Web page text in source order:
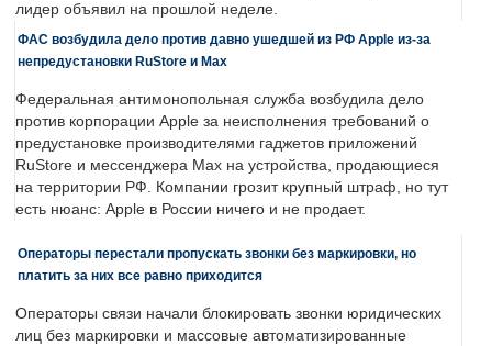
лидер объявил на прошлой неделе.
ФАС возбудила дело против давно ушедшей из РФ Apple из-за
непредустановки RuStore и Max
Федеральная антимонопольная служба возбудила дело
против корпорации Apple за неисполнения требований о
предустановке производителями гаджетов приложений
RuStore и мессенджера Max на устройства, продающиеся
на территории РФ. Компании грозит крупный штраф, но тут
есть нюанс: Apple в России ничего и не продает.
Операторы перестали пропускать звонки без маркировки, но
платить за них все равно приходится
Операторы связи начали блокировать звонки юридических
лиц без маркировки и массовые автоматизированные